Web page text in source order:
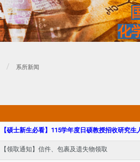
化
系所新闻
【硕士新生必看】115学年度日硕教授招收研究生
【领取通知】信件、包裹及遗失物领取